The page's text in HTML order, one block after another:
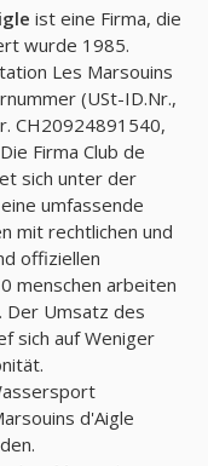
ist eine Firma, die
wurde 1985.
Les Marsouins
(USt-ID.Nr.,
CH20924891540,
Firma Club de
sich unter der
umfassende
mit rechtlichen und
offiziellen
menschen arbeiten
Der Umsatz des
sich auf Weniger
d'Aigle